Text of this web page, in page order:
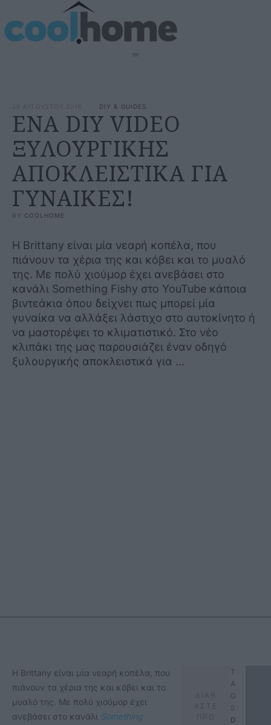
26 ΑΥΓΟΥΣΤΟΥ 2016 DIY & GUIDES
ΕΝΑ DIY VIDEO
ΞΥΛΟΥΡΓΙΚΗΣ
ΑΠΟΚΛΕΙΣΤΙΚΑ ΓΙΑ
ΓΥΝΑΙΚΕΣ!
BY COOLHOME
Η Brittany είναι μία νεαρή κοπέλα, που
πιάνουν τα χέρια της και κόβει και το μυαλό
της. Με πολύ χιούμορ έχει ανεβάσει στο
κανάλι Something Fishy στο YouTube κάποια
βιντεάκια όπου δείχνει πως μπορεί μία
γυναίκα να αλλάξει λάστιχο στο αυτοκίνητο ή
να μαστορέψει το κλιματιστικό. Στο νέο
κλιπάκι της μας παρουσιάζει έναν οδηγό
ξυλουργικής αποκλειστικά για …
Η Brittany είναι μία νεαρή κοπέλα, που
πιάνουν τα χέρια της και κόβει και το
μυαλό της. Με πολύ χιούμορ έχει
ανεβάσει στο κανάλι Something
ΔΙΑΒ
ΑΣΤΕ
ΠΡΩ
T
A
G
S:
D